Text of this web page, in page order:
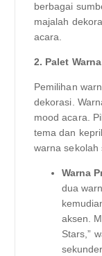
berbagai
majalah
acara.
2. Palet
Pemilihan
dekorasi.
mood acara.
tema dan
warna
Warna
dua
aksen.
Stars,”